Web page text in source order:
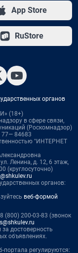
App Store
RuStore
органов
(18+)
в сфере связи,
(Роскомнадзор)
84683
"ИНТЕРНЕТ
Ленина, д. 12, 6 этаж,
(круглосуточно)
органов:
веб-формой
(800) 200-03-83 (звонок
за достоверность
объявлениях.
портала регулируются: